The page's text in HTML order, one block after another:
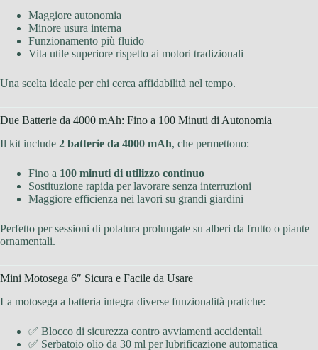
Maggiore autonomia
Minore usura interna
Funzionamento più fluido
Vita utile superiore rispetto ai motori tradizionali
Una scelta ideale per chi cerca affidabilità nel tempo.
Due Batterie da 4000 mAh: Fino a 100 Minuti di Autonomia
Il kit include 2 batterie da 4000 mAh, che permettono:
Fino a 100 minuti di utilizzo continuo
Sostituzione rapida per lavorare senza interruzioni
Maggiore efficienza nei lavori su grandi giardini
Perfetto per sessioni di potatura prolungate su alberi da frutto o piante
ornamentali.
Mini Motosega 6″ Sicura e Facile da Usare
La motosega a batteria integra diverse funzionalità pratiche:
✅ Blocco di sicurezza contro avviamenti accidentali
✅ Serbatoio olio da 30 ml per lubrificazione automatica